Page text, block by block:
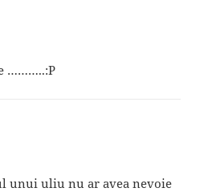
………..:P
unui uliu nu ar avea nevoie